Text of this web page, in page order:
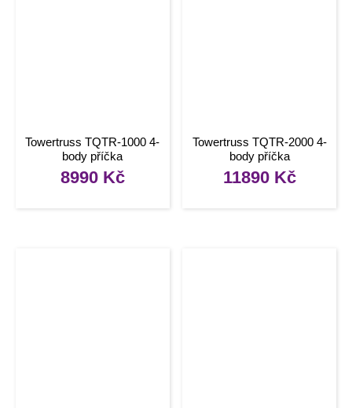
Towertruss TQTR-1000 4-
body příčka
8990 Kč
Towertruss TQTR-2000 4-
body příčka
11890 Kč